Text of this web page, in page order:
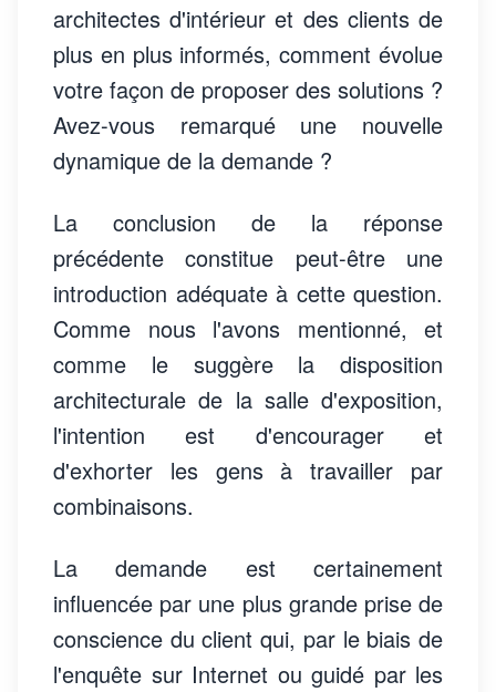
architectes d'intérieur et des clients de
plus en plus informés, comment évolue
votre façon de proposer des solutions ?
Avez-vous remarqué une nouvelle
dynamique de la demande ?
La conclusion de la réponse
précédente constitue peut-être une
introduction adéquate à cette question.
Comme nous l'avons mentionné, et
comme le suggère la disposition
architecturale de la salle d'exposition,
l'intention est d'encourager et
d'exhorter les gens à travailler par
combinaisons.
La demande est certainement
influencée par une plus grande prise de
conscience du client qui, par le biais de
l'enquête sur Internet ou guidé par les